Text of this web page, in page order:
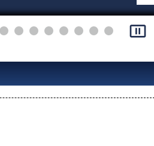
pause_presentation